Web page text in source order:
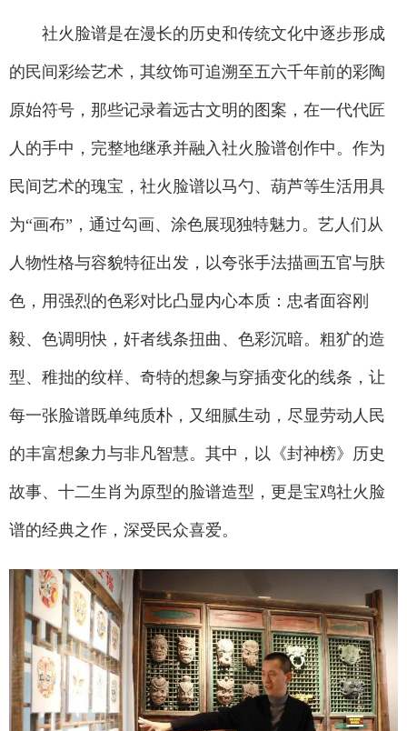
社火脸谱是在漫长的历史和传统文化中逐步形成
的民间彩绘艺术，其纹饰可追溯至五六千年前的彩陶
原始符号，那些记录着远古文明的图案，在一代代匠
人的手中，完整地继承并融入社火脸谱创作中。作为
民间艺术的瑰宝，社火脸谱以马勺、葫芦等生活用具
为“画布”，通过勾画、涂色展现独特魅力。艺人们从
人物性格与容貌特征出发，以夸张手法描画五官与肤
色，用强烈的色彩对比凸显内心本质：忠者面容刚
毅、色调明快，奸者线条扭曲、色彩沉暗。粗犷的造
型、稚拙的纹样、奇特的想象与穿插变化的线条，让
每一张脸谱既单纯质朴，又细腻生动，尽显劳动人民
的丰富想象力与非凡智慧。其中，以《封神榜》历史
故事、十二生肖为原型的脸谱造型，更是宝鸡社火脸
谱的经典之作，深受民众喜爱。